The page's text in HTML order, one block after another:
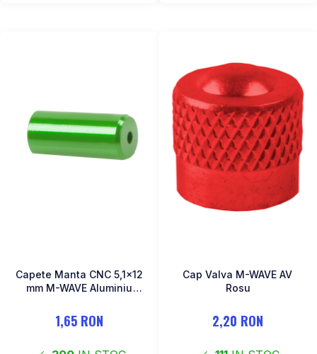
Capete Manta CNC 5,1x12
mm M-WAVE Aluminiu
1,65 RON
Cap Valva M-WAVE AV
Rosu
2,20 RON